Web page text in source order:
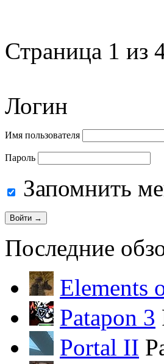
Страница 1 из
Логин
Имя пользователя
Пароль
Запомнить
Последние
Elements
Patapon 3
Portal II